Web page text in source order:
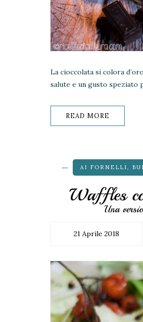
La cioccolata si colora
salute e un gusto speziato
READ MORE
AI FORNELLI,
Waffles
Una
21 Aprile 2018